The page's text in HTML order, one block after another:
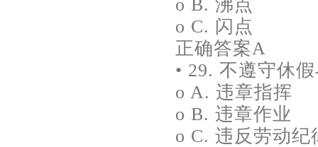
o B. 沸点
o C. 闪点
正确答案A
• 29. 不遵守休
o A. 违章指挥
o B. 违章作业
o C. 违反劳动纪